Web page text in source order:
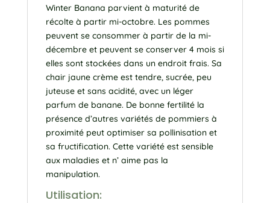
Winter Banana parvient à maturité de
récolte à partir mi-octobre. Les pommes
peuvent se consommer à partir de la mi-
décembre et peuvent se conserver 4 mois si
elles sont stockées dans un endroit frais. Sa
chair jaune crème est tendre, sucrée, peu
juteuse et sans acidité, avec un léger
parfum de banane. De bonne fertilité la
présence d’autres variétés de pommiers à
proximité peut optimiser sa pollinisation et
sa fructification. Cette variété est sensible
aux maladies et n’ aime pas la
manipulation.
Utilisation: